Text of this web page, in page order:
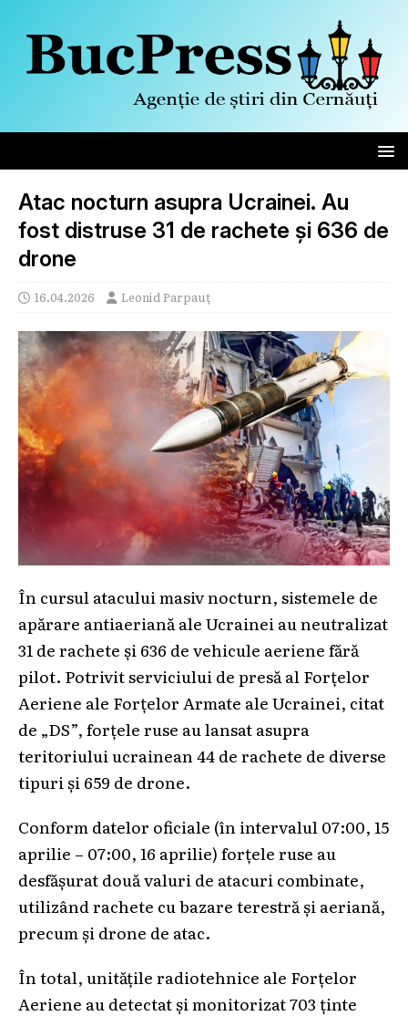
Atac nocturn asupra Ucrainei. Au
fost distruse 31 de rachete și 636 de
drone
16.04.2026 Leonid Parpauț
În cursul atacului masiv nocturn, sistemele de
apărare antiaeriană ale Ucrainei au neutralizat
31 de rachete și 636 de vehicule aeriene fără
pilot. Potrivit serviciului de presă al Forțelor
Aeriene ale Forțelor Armate ale Ucrainei, citat
de „DS”, forțele ruse au lansat asupra
teritoriului ucrainean 44 de rachete de diverse
tipuri și 659 de drone.
Conform datelor oficiale (în intervalul 07:00, 15
aprilie – 07:00, 16 aprilie) forțele ruse au
desfășurat două valuri de atacuri combinate,
utilizând rachete cu bazare terestră și aeriană,
precum și drone de atac.
În total, unitățile radiotehnice ale Forțelor
Aeriene au detectat și monitorizat 703 ținte